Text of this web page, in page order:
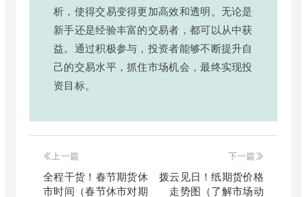
析，使得交易变得更加高效和透明。无论是
新手还是经验丰富的交易者，都可以从中获
益。通过积极参与，投资者能够不断提升自
己的交易水平，抓住市场机会，最终实现投
资目标。
上一篇
全程干货！春节期货休
市时间（春节休市对期
下一篇
拨云见日！纸期货价格
走势图（了解市场动